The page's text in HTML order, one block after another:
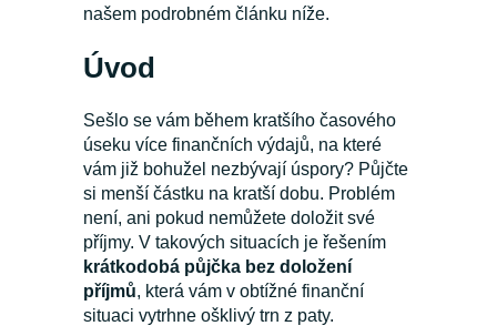
našem podrobném článku níže.
Úvod
Sešlo se vám během kratšího časového
úseku více finančních výdajů, na které
vám již bohužel nezbývají úspory? Půjčte
si menší částku na kratší dobu. Problém
není, ani pokud nemůžete doložit své
příjmy. V takových situacích je řešením
krátkodobá půjčka bez doložení
příjmů, která vám v obtížné finanční
situaci vytrhne ošklivý trn z paty.